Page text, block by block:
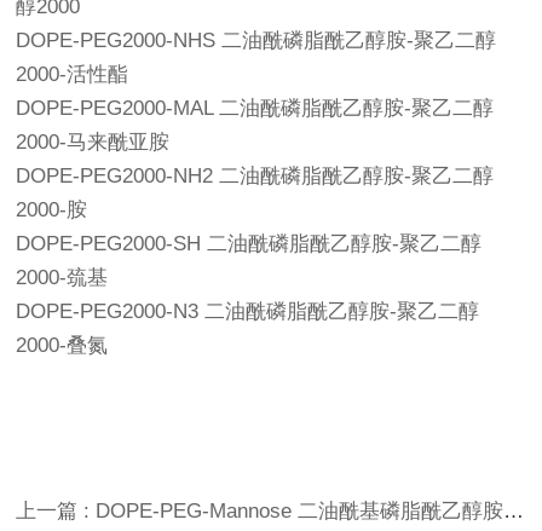
醇2000
DOPE-PEG2000-NHS 二油酰磷脂酰乙醇胺-聚乙二醇
2000-活性酯
DOPE-PEG2000-MAL 二油酰磷脂酰乙醇胺-聚乙二醇
2000-马来酰亚胺
DOPE-PEG2000-NH2 二油酰磷脂酰乙醇胺-聚乙二醇
2000-胺
DOPE-PEG2000-SH 二油酰磷脂酰乙醇胺-聚乙二醇
2000-巯基
DOPE-PEG2000-N3 二油酰磷脂酰乙醇胺-聚乙二醇
2000-叠氮
上一篇 : DOPE-PEG-Mannose 二油酰基磷脂酰乙醇胺-聚乙二醇-甘露糖 DOPE-PEG-甘露糖